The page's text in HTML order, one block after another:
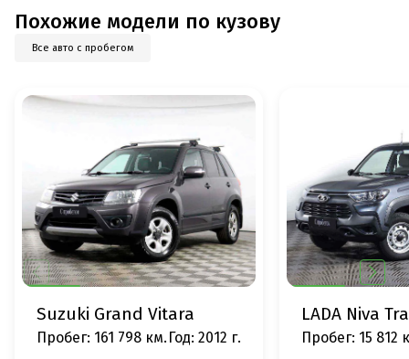
Похожие модели по кузову
Все авто с пробегом
Suzuki Grand Vitara
Пробег: 161 798 км. Год: 2012 г.
LADA Niva
Пробег: 15 812